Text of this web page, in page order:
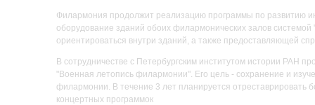
Филармония продолжит реализацию программы по развитию
оборудование зданий обоих филармонических залов
ориентироваться внутри зданий, а также предоставляющей
В сотрудничестве с Петербургским институтом истории РАН
"Военная летопись филармонии". Его цель - сохранение и
филармонии. В течение 3 лет планируется отреставрировать
концертных программок